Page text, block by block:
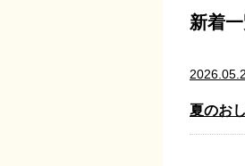
新着
夏のお